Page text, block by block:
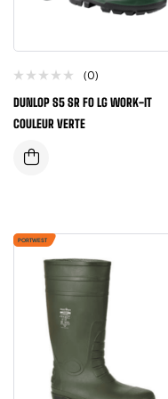
(0)
DUNLOP S5 SR FO LG WORK-IT
COULEUR VERTE
PORTWEST